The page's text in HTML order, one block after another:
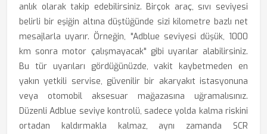
anlık olarak takip edebilirsiniz. Birçok araç, sıvı seviyesi
belirli bir eşiğin altına düştüğünde sizi kilometre bazlı net
mesajlarla uyarır. Örneğin, "Adblue seviyesi düşük, 1000
km sonra motor çalışmayacak" gibi uyarılar alabilirsiniz.
Bu tür uyarıları gördüğünüzde, vakit kaybetmeden en
yakın yetkili servise, güvenilir bir akaryakıt istasyonuna
veya otomobil aksesuar mağazasına uğramalısınız.
Düzenli Adblue seviye kontrolü, sadece yolda kalma riskini
ortadan kaldırmakla kalmaz, aynı zamanda SCR